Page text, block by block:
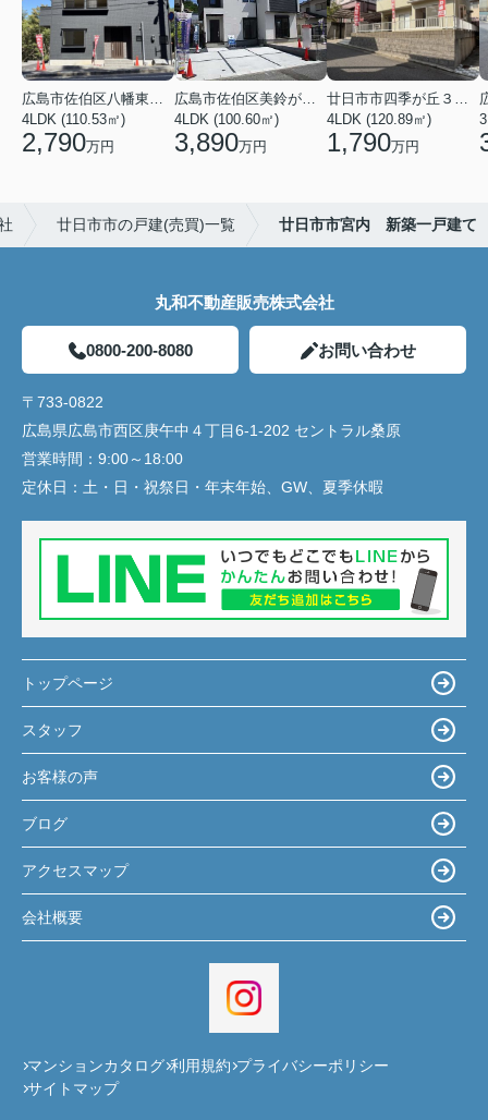
広島市佐伯区八幡東４丁目
4LDK (110.53㎡)
2,790万円
広島市佐伯区美鈴が丘西４丁目
4LDK (100.60㎡)
3,890万円
廿日市市四季が丘３丁目
4LDK (120.89㎡)
1,790万円
廿日市市の戸建(売買)一覧 廿日市市宮内 新築一戸建て
丸和不動産販売株式会社
0800-200-8080 お問い合わせ
〒733-0822
広島県広島市西区庚午中４丁目6-1-202 セントラル桑原
営業時間： 9:00～18:00
定休日： 土・日・祝祭日・年末年始、GW、夏季休暇
トップページ
スタッフ
お客様の声
ブログ
アクセスマップ
会社概要
マンションカタログ 利用規約 プライバシーポリシー
サイトマップ